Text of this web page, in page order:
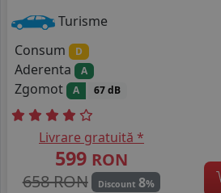
Turisme
Consum
D
Aderenta A
Zgomot A 67 dB
Livrare gratuită *
599 RON
658 RON
Discount 8%